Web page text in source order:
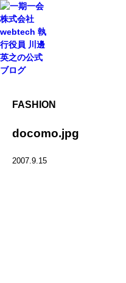
FASHION
docomo.jpg
2007.9.15